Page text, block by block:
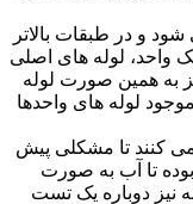
و در طبقات بالاتر
واحد، لوله های اصلی
به همین صورت لوله
لوله های واحدها
می کنند تا مشکلی پیش
بوده تا آب به صورت
نیز دوباره یک تست